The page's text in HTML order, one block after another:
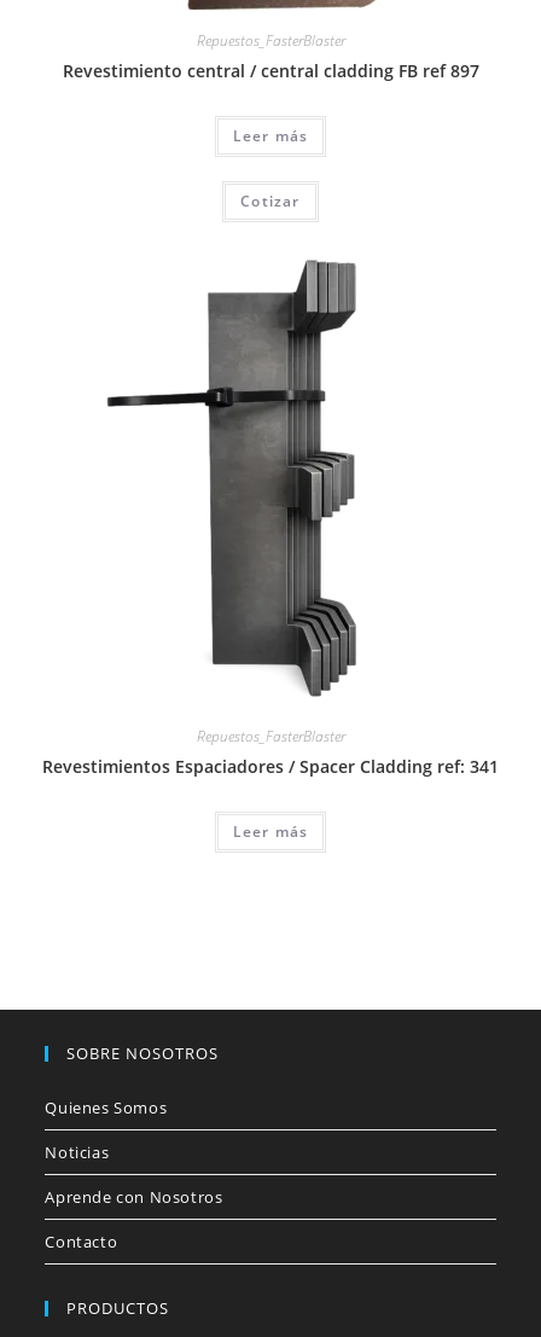
Repuestos_FasterBlaster
Revestimiento central / central cladding FB ref 897
Leer más
Cotizar
Repuestos_FasterBlaster
Revestimientos Espaciadores / Spacer Cladding ref: 341
Leer más
SOBRE NOSOTROS
Quienes Somos
Noticias
Aprende con Nosotros
Contacto
PRODUCTOS